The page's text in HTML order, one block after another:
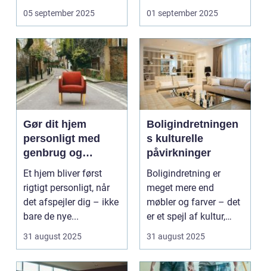
ofte s...
05 september 2025
En ...
01 september 2025
Gør dit hjem
personligt med
genbrug og
vintage
Et hjem bliver først
rigtigt personligt, når
det afspejler dig – ikke
bare de nye...
31 august 2025
Boligindretningen
s kulturelle
påvirkninger
Boligindretning er
meget mere end
møbler og farver – det
er et spejl af kultur,
traditi...
31 august 2025